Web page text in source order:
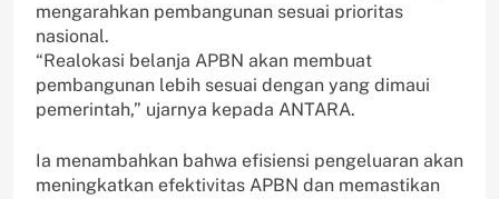
mengarahkan pembangunan sesuai prioritas
nasional.
“Realokasi belanja APBN akan membuat
pembangunan lebih sesuai dengan yang dimaui
pemerintah,” ujarnya kepada ANTARA.
Ia menambahkan bahwa efisiensi pengeluaran akan
meningkatkan efektivitas APBN dan memastikan